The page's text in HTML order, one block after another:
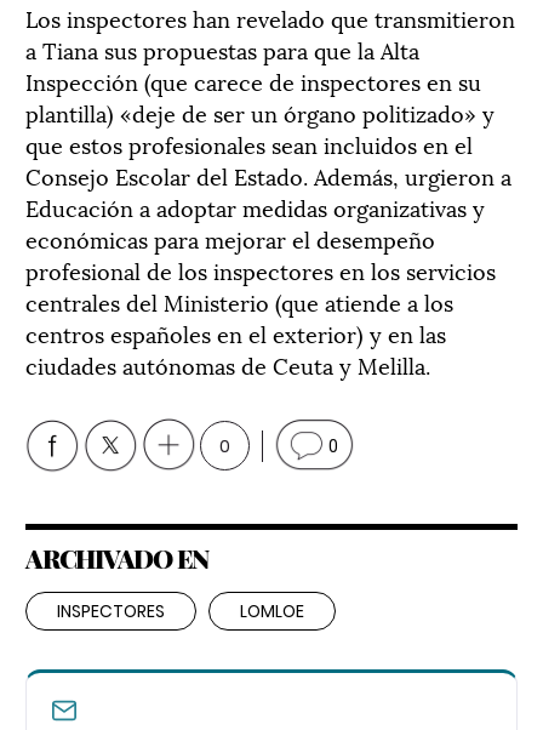
Los inspectores han revelado que transmitieron
a Tiana sus propuestas para que la Alta
Inspección (que carece de inspectores en su
plantilla) «deje de ser un órgano politizado» y
que estos profesionales sean incluidos en el
Consejo Escolar del Estado. Además, urgieron a
Educación a adoptar medidas organizativas y
económicas para mejorar el desempeño
profesional de los inspectores en los servicios
centrales del Ministerio (que atiende a los
centros españoles en el exterior) y en las
ciudades autónomas de Ceuta y Melilla.
0 0
ARCHIVADO EN
INSPECTORES LOMLOE